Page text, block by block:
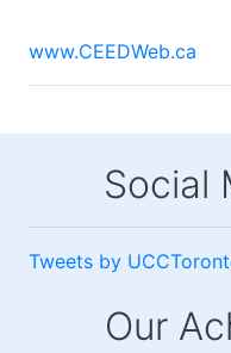
Social
Tweets by
www.CEEDWeb.cа
Our